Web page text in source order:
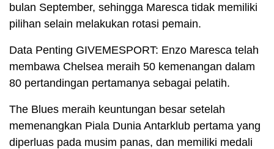
bulan September, sehingga Maresca tidak memiliki
pilihan selain melakukan rotasi pemain.
Data Penting GIVEMESPORT: Enzo Maresca telah
membawa Chelsea meraih 50 kemenangan dalam
80 pertandingan pertamanya sebagai pelatih.
The Blues meraih keuntungan besar setelah
memenangkan Piala Dunia Antarklub pertama yang
diperluas pada musim panas, dan memiliki medali